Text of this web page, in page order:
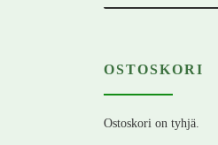
OSTOSKORI
Ostoskori on tyhjä.